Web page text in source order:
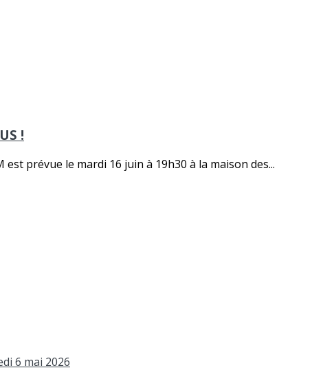
!
est prévue le mardi 16 juin à 19h30 à la maison des...